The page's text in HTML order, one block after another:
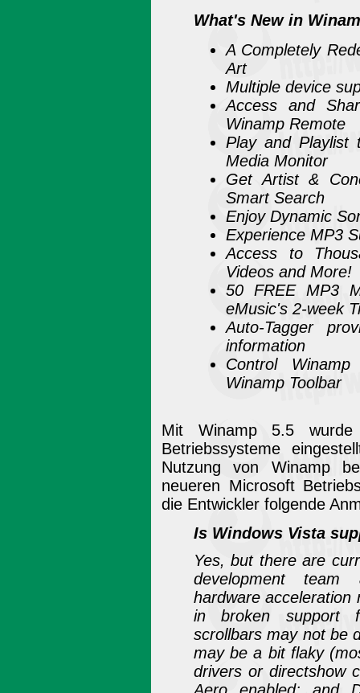
What's New in
A Completely
Art
Multiple device
Access and
Winamp Remote
Play and Playlist
Media Monitor
Get Artist &
Smart Search
Enjoy Dynamic
Experience MP3
Access to
Videos and More!
50 FREE MP3
eMusic's 2-week
Auto-Tagger
information
Control
Winamp Toolbar
Mit Winamp 5.5
Betriebssysteme
Nutzung von Winamp
neueren Microsoft
die Entwickler folgende
Is Windows Vista
Yes, but there are
development
hardware acceleration
in broken support
scrollbars may not be
may be a bit flaky
drivers or directshow